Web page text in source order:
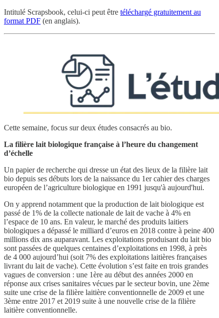
Intitulé Scrapsbook, celui-ci peut être téléchargé gratuitement au
format PDF (en anglais).
Cette semaine, focus sur deux études consacrés au bio.
La filière lait biologique française à l’heure du changement
d’échelle
Un papier de recherche qui dresse un état des lieux de la filière lait
bio depuis ses débuts lors de la naissance du 1er cahier des charges
européen de l’agriculture biologique en 1991 jusqu'à aujourd'hui.
On y apprend notamment que la production de lait biologique est
passé de 1% de la collecte nationale de lait de vache à 4% en
l’espace de 10 ans. En valeur, le marché des produits laitiers
biologiques a dépassé le milliard d’euros en 2018 contre à peine 400
millions dix ans auparavant. Les exploitations produisant du lait bio
sont passées de quelques centaines d’exploitations en 1998, à près
de 4 000 aujourd’hui (soit 7% des exploitations laitières françaises
livrant du lait de vache). Cette évolution s’est faite en trois grandes
vagues de conversion : une 1ère au début des années 2000 en
réponse aux crises sanitaires vécues par le secteur bovin, une 2ème
suite une crise de la filière laitière conventionnelle de 2009 et une
3ème entre 2017 et 2019 suite à une nouvelle crise de la filière
laitière conventionnelle.